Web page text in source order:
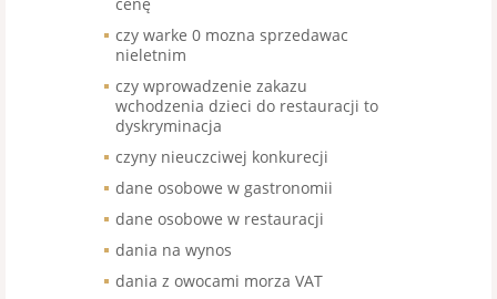
czy warke 0 mozna sprzedawac
nieletnim
czy wprowadzenie zakazu
wchodzenia dzieci do restauracji to
dyskryminacja
czyny nieuczciwej konkurecji
dane osobowe w gastronomii
dane osobowe w restauracji
dania na wynos
dania z owocami morza VAT